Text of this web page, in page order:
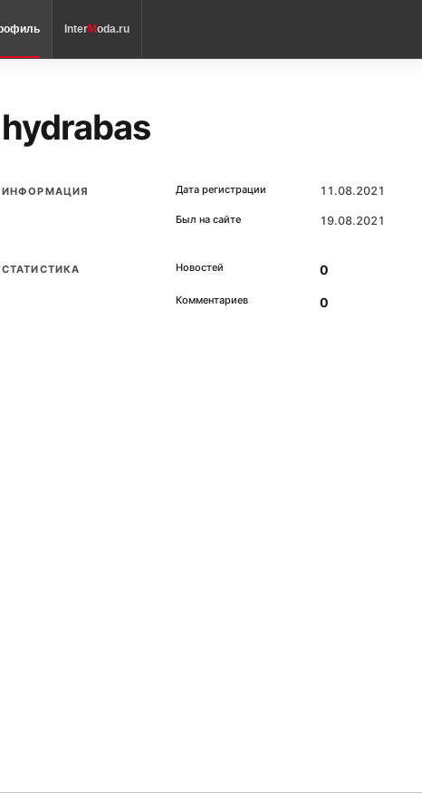
InterModa.ru
hydrabas
ИНФОРМАЦИЯ Дата регистрации 11.08.2021
Был на сайте 19.08.2021
СТАТИСТИКА Новостей 0
Комментариев 0